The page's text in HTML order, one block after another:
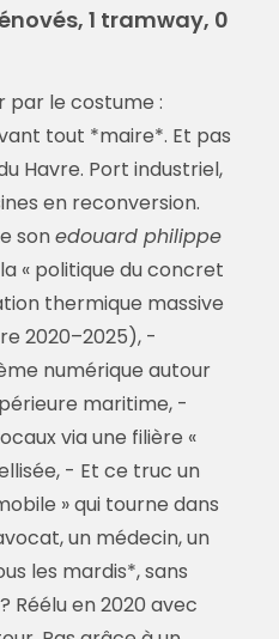
1 tramway, 0
par le costume :
tout *maire*. Et pas
Havre. Port industriel,
en reconversion.
sonedouard philippe
« politique du concret
thermique massive
2020–2025), -
numérique autour
maritime, -
via une filière «
- Et ce truc un
» qui tourne dans
un médecin, un
les mardis*, sans
Réélu en 2020 avec